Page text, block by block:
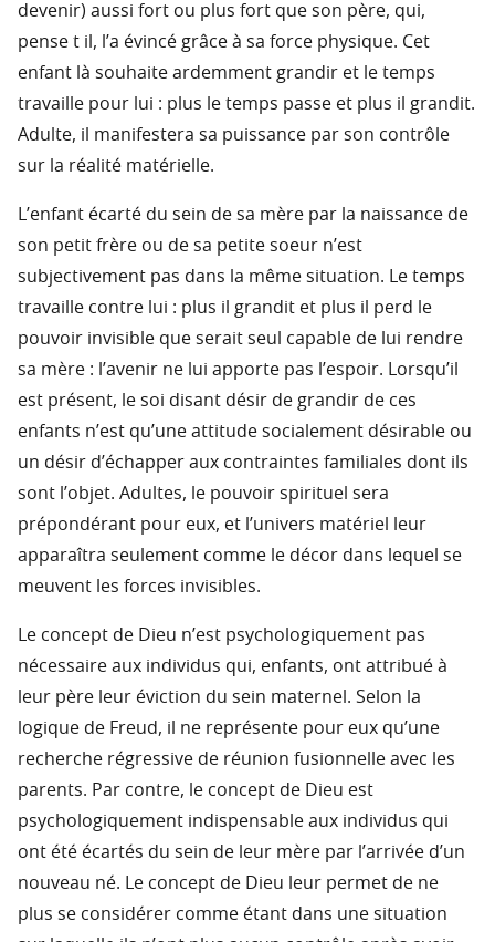
devenir) aussi fort ou plus fort que son père, qui,
pense t il, l’a évincé grâce à sa force physique. Cet
enfant là souhaite ardemment grandir et le temps
travaille pour lui : plus le temps passe et plus il grandit.
Adulte, il manifestera sa puissance par son contrôle
sur la réalité matérielle.
L’enfant écarté du sein de sa mère par la naissance de
son petit frère ou de sa petite soeur n’est
subjectivement pas dans la même situation. Le temps
travaille contre lui : plus il grandit et plus il perd le
pouvoir invisible que serait seul capable de lui rendre
sa mère : l’avenir ne lui apporte pas l’espoir. Lorsqu’il
est présent, le soi disant désir de grandir de ces
enfants n’est qu’une attitude socialement désirable ou
un désir d’échapper aux contraintes familiales dont ils
sont l’objet. Adultes, le pouvoir spirituel sera
prépondérant pour eux, et l’univers matériel leur
apparaîtra seulement comme le décor dans lequel se
meuvent les forces invisibles.
Le concept de Dieu n’est psychologiquement pas
nécessaire aux individus qui, enfants, ont attribué à
leur père leur éviction du sein maternel. Selon la
logique de Freud, il ne représente pour eux qu’une
recherche régressive de réunion fusionnelle avec les
parents. Par contre, le concept de Dieu est
psychologiquement indispensable aux individus qui
ont été écartés du sein de leur mère par l’arrivée d’un
nouveau né. Le concept de Dieu leur permet de ne
plus se considérer comme étant dans une situation